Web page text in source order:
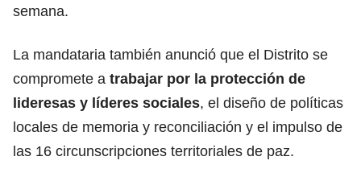
semana.
La mandataria también anunció que el Distrito se
compromete a trabajar por la protección de
lideresas y líderes sociales, el diseño de políticas
locales de memoria y reconciliación y el impulso de
las 16 circunscripciones territoriales de paz.